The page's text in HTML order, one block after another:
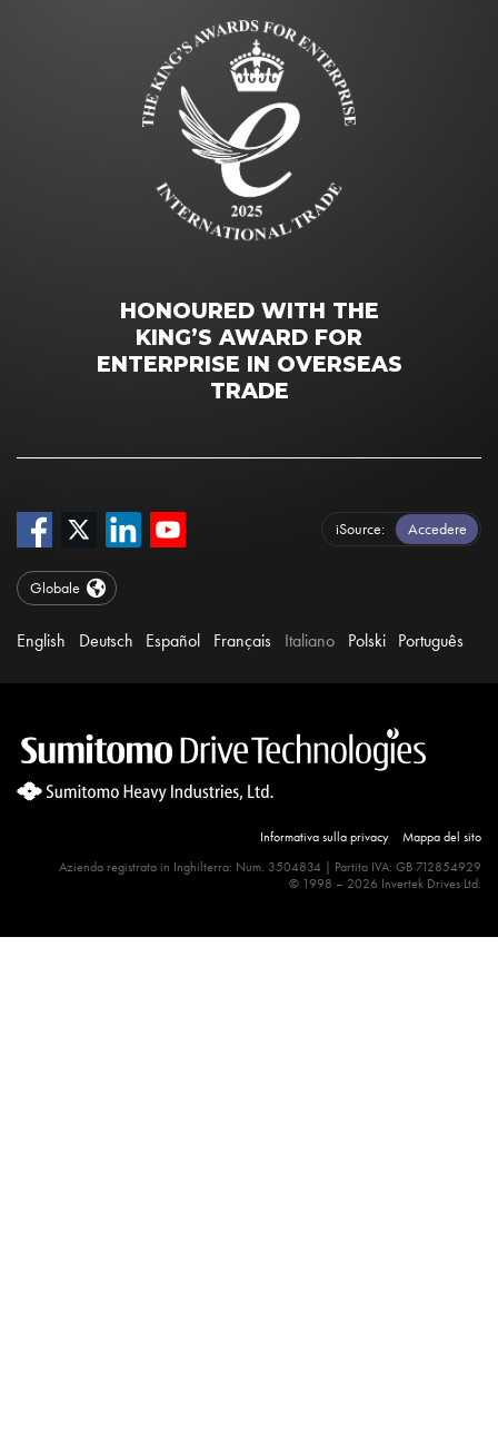
HONOURED WITH THE
KING’S AWARD FOR
ENTERPRISE IN OVERSEAS
TRADE
iSource Accedere
Globale
English Deutsch Español Français Italiano Polski Português
Informativa sulla privacy
Mappa del sito
Azienda registrata in Inghilterra: Num. 3504834 | Partita IVA: GB 712854929
© 1998 – 2026 Invertek Drives Ltd.